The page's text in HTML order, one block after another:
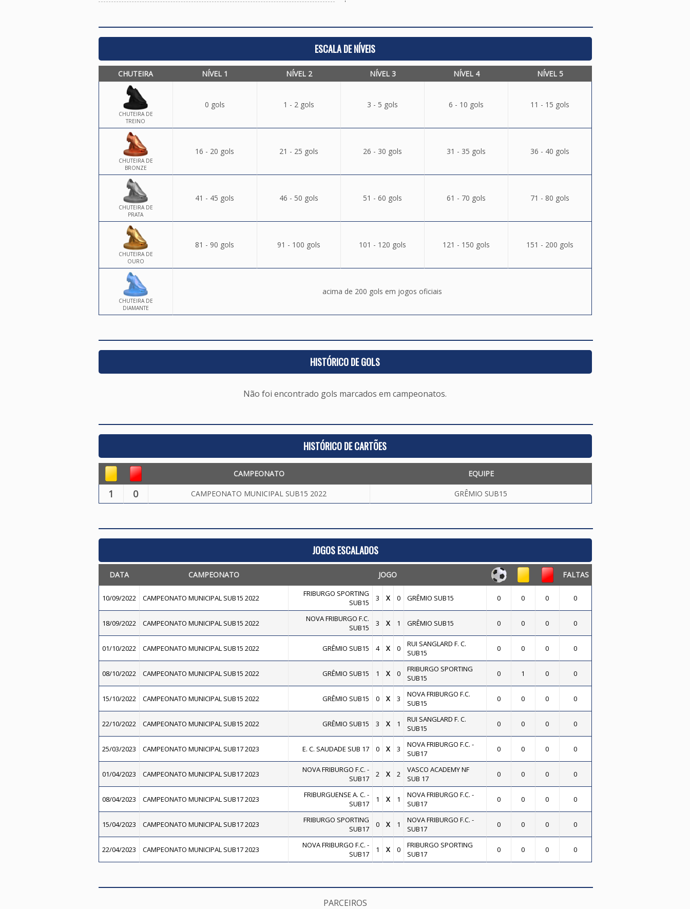
ESCALA DE NÍVEIS
CHUTEIRA NÍVEL 1 NÍVEL 2 NÍVEL 3 NÍVEL 4 NÍVEL 5
CHUTEIRA DE
TREINO
0 gols 1 - 2 gols 3 - 5 gols 6 - 10 gols 11 - 15 gols
CHUTEIRA DE
BRONZE
16 - 20 gols 21 - 25 gols 26 - 30 gols 31 - 35 gols 36 - 40 gols
CHUTEIRA DE
PRATA
41 - 45 gols 46 - 50 gols 51 - 60 gols 61 - 70 gols 71 - 80 gols
CHUTEIRA DE
OURO
81 - 90 gols 91 - 100 gols 101 - 120 gols 121 - 150 gols 151 - 200 gols
CHUTEIRA DE
DIAMANTE
acima de 200 gols em jogos oficiais
HISTÓRICO DE GOLS
Não foi encontrado gols marcados em campeonatos.
HISTÓRICO DE CARTÕES
CAMPEONATO EQUIPE
1 0 CAMPEONATO MUNICIPAL SUB15 2022 GRÊMIO SUB15
JOGOS ESCALADOS
DATA CAMPEONATO JOGO FALTAS
10/09/2022 CAMPEONATO MUNICIPAL SUB15 2022
FRIBURGO SPORTING
SUB15
3 X 0 GRÊMIO SUB15 0 0 0 0
18/09/2022 CAMPEONATO MUNICIPAL SUB15 2022
NOVA FRIBURGO F.C.
SUB15
3 X 1 GRÊMIO SUB15 0 0 0 0
01/10/2022 CAMPEONATO MUNICIPAL SUB15 2022 GRÊMIO SUB15 4 X 0
RUI SANGLARD F. C.
SUB15
0 0 0 0
08/10/2022 CAMPEONATO MUNICIPAL SUB15 2022 GRÊMIO SUB15 1 X 0
FRIBURGO SPORTING
SUB15
0 1 0 0
15/10/2022 CAMPEONATO MUNICIPAL SUB15 2022 GRÊMIO SUB15 0 X 3
NOVA FRIBURGO F.C.
SUB15
0 0 0 0
22/10/2022 CAMPEONATO MUNICIPAL SUB15 2022 GRÊMIO SUB15 3 X 1
RUI SANGLARD F. C.
SUB15
0 0 0 0
25/03/2023 CAMPEONATO MUNICIPAL SUB17 2023 E. C. SAUDADE SUB 17 0 X 3
NOVA FRIBURGO F.C. -
SUB17
0 0 0 0
01/04/2023 CAMPEONATO MUNICIPAL SUB17 2023
NOVA FRIBURGO F.C. -
SUB17
2 X 2
VASCO ACADEMY NF
SUB 17
0 0 0 0
08/04/2023 CAMPEONATO MUNICIPAL SUB17 2023
FRIBURGUENSE A. C. -
SUB17
1 X 1
NOVA FRIBURGO F.C. -
SUB17
0 0 0 0
15/04/2023 CAMPEONATO MUNICIPAL SUB17 2023
FRIBURGO SPORTING
SUB17
0 X 1
NOVA FRIBURGO F.C. -
SUB17
0 0 0 0
22/04/2023 CAMPEONATO MUNICIPAL SUB17 2023
NOVA FRIBURGO F.C. -
SUB17
1 X 0
FRIBURGO SPORTING
SUB17
0 0 0 0
PARCEIROS